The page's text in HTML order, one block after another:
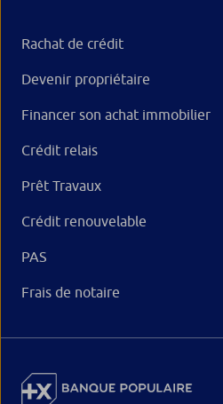
Rachat de crédit
Devenir propriétaire
Financer son achat immobilier
Crédit relais
Prêt Travaux
Crédit renouvelable
PAS
Frais de notaire